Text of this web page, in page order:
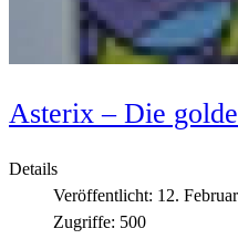
Asterix – Die
Details
Veröffentlicht: 12.
Zugriffe: 500